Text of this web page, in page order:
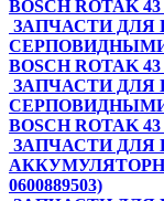
BOSCH ROTAK
ЗАПЧАСТИ ДЛЯ
BOSCH ROTAK
ЗАПЧАСТИ ДЛЯ
BOSCH ROTAK
ЗАПЧАСТИ
0600889503)